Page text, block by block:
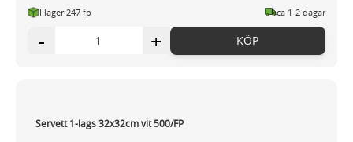
I lager 247 fp ca 1-2 dagar
- + KÖP
Servett 1-lags 32x32cm vit 500/FP